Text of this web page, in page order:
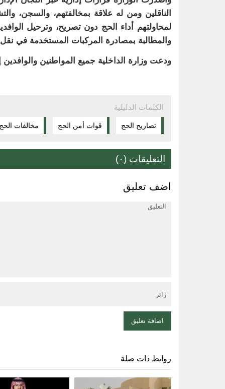
والمطالبة بمصادرة المركبات المستخدمة في نقل
ودعت وزارة الداخلية جميع المواطنين والوافدين
الكلمات الدليلية
تصاريح الحج قوات أمن الحج مخالفات الحج
التعليقات (٠)
اضف تعليق
روابط ذات صلة